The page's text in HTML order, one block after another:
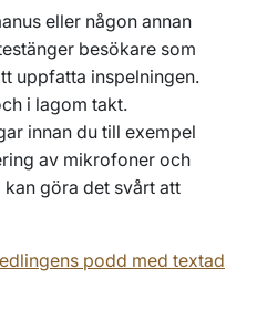
eller någon annan
besökare som
uppfatta inspelningen.
i lagom takt.
innan du till exempel
av mikrofoner och
göra det svårt att
podd med textad